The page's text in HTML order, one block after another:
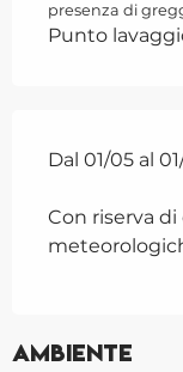
presenza di
Punto
Dal 01/05 al
Con riserva
Ambiente